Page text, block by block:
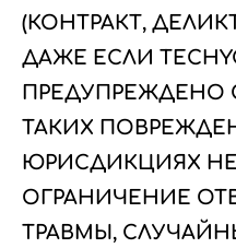
(КОНТРАКТ,
ДАЖЕ ЕСЛИ
ТАКИХ
ЮРИСДИКЦИЯХ
ОГРАНИЧЕНИЕ
ТРАВМЫ,